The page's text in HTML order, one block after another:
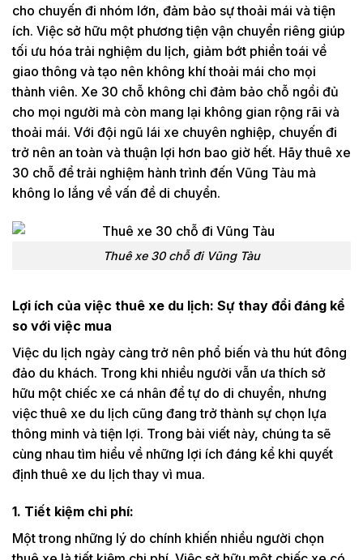
cho chuyến đi nhóm lớn, đảm bảo sự thoải mái và tiện
ích. Việc sở hữu một phương tiện vận chuyển riêng giúp
tối ưu hóa trải nghiệm du lịch, giảm bớt phiền toái về
giao thông và tạo nên không khí thoải mái cho mọi
thành viên. Xe 30 chỗ không chỉ đảm bảo chỗ ngồi đủ
cho mọi người mà còn mang lại không gian rộng rãi và
thoải mái. Với đội ngũ lái xe chuyên nghiệp, chuyến đi
trở nên an toàn và thuận lợi hơn bao giờ hết. Hãy thuê xe
30 chỗ để trải nghiệm hành trình đến Vũng Tàu mà
không lo lắng về vấn đề di chuyển.
Thuê xe 30 chỗ đi Vũng Tàu
Lợi ích của việc thuê xe du lịch: Sự thay đổi đáng kể
so với việc mua
Việc du lịch ngày càng trở nên phổ biến và thu hút đông
đảo du khách. Trong khi nhiều người vẫn ưa thích sở
hữu một chiếc xe cá nhân để tự do di chuyển, nhưng
việc thuê xe du lịch cũng đang trở thành sự chọn lựa
thông minh và tiện lợi. Trong bài viết này, chúng ta sẽ
cùng nhau tìm hiểu về những lợi ích đáng kể khi quyết
định thuê xe du lịch thay vì mua.
1. Tiết kiệm chi phí:
Một trong những lý do chính khiến nhiều người chọn